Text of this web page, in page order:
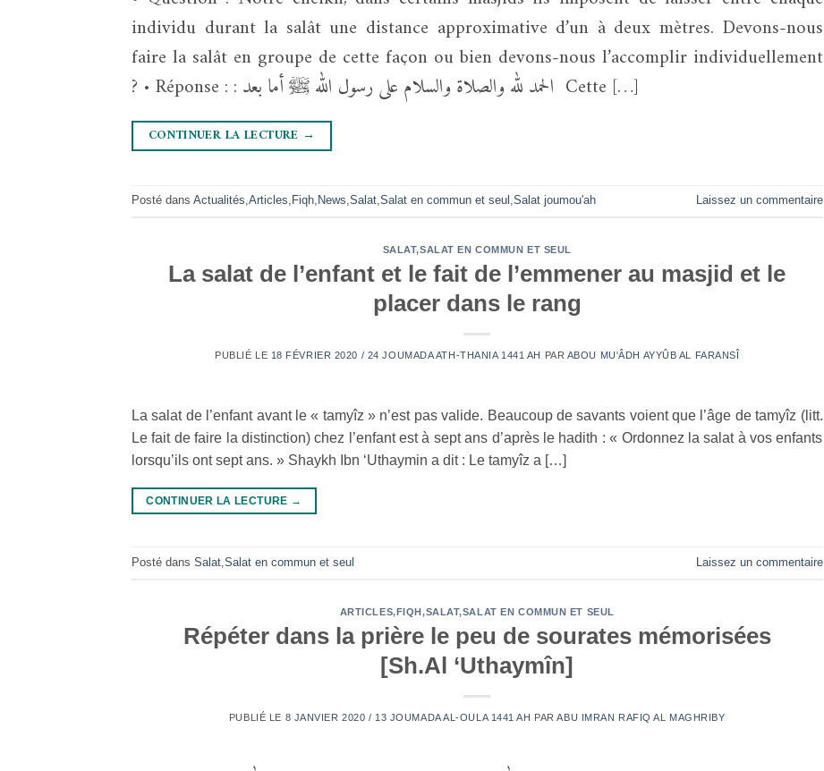
individu durant la salât une distance approximative d’un à deux mètres. Devons-nous
faire la salât en groupe de cette façon ou bien devons-nous l’accomplir individuellement
? • Réponse : : الحمد لله والصلاة والسلام على رسول الله ﷺ أما بعد Cette […]
CONTINUER LA LECTURE →
Posté dans Actualités,Articles, Fiqh, News,Salat,Salat en commun et seul ,Salat joumou'ah Laissez un commentaire
SALAT,SALAT EN COMMUN ET SEUL
La salat de l’enfant et le fait de l’emmener au masjid et le
placer dans le rang
PUBLIÉ LE 18 FÉVRIER 2020 / 24 JOUMADA ATH-THANIA 1441 AH PAR ABOU MU'ÂDH AYYÛB AL FARANSÎ
La salat de l’enfant avant le « tamyîz » n’est pas valide. Beaucoup de savants voient que l’âge de tamyîz (litt.
Le fait de faire la distinction) chez l’enfant est à sept ans d’après le hadith : « Ordonnez la salat à vos enfants
lorsqu’ils ont sept ans. » Shaykh Ibn ‘Uthaymin a dit : Le tamyîz a […]
CONTINUER LA LECTURE →
Posté dans Salat Salat en commun et seul Laissez un commentaire
ARTICLES,FIQH,SALAT,SALAT EN COMMUN ET SEUL
Répéter dans la prière le peu de sourates mémorisées
[Sh.Al ‘Uthaymîn]
PUBLIÉ LE 8 JANVIER 2020 / 13 JOUMADA AL-OULA 1441 AH PARABU IMRAN RAFIQ AL MAGHRIBY